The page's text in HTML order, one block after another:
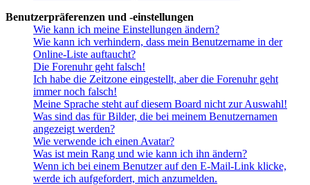
Benutzerpräferenzen und -einstellungen
Wie kann ich meine Einstellungen ändern?
Wie kann ich verhindern, dass mein Benutzername in der
Online-Liste auftaucht?
Die Forenuhr geht falsch!
Ich habe die Zeitzone eingestellt, aber die Forenuhr geht
immer noch falsch!
Meine Sprache steht auf diesem Board nicht zur Auswahl!
Was sind das für Bilder, die bei meinem Benutzernamen
angezeigt werden?
Wie verwende ich einen Avatar?
Was ist mein Rang und wie kann ich ihn ändern?
Wenn ich bei einem Benutzer auf den E-Mail-Link klicke,
werde ich aufgefordert, mich anzumelden.